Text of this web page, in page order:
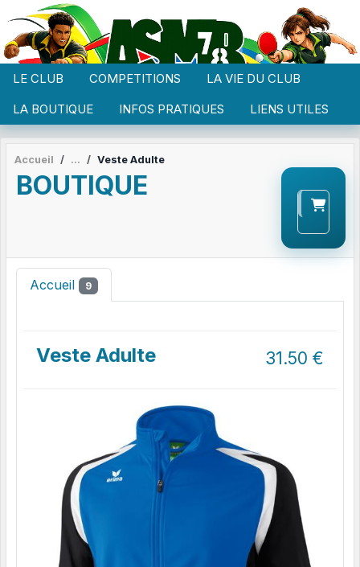
LE CLUB COMPETITIONS
LA VIE DU CLUB
LA BOUTIQUE
INFOS PRATIQUES LIENS UTILES
Accueil Veste Adulte
BOUTIQUE
Accueil 9
Veste Adulte 31.50 €
Panneau de gestion des cookies